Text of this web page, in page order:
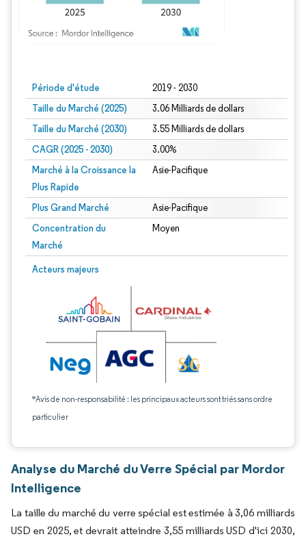
Période d'étude 2019 - 2030
Taille du Marché (2025) 3.06 Milliards de dollars
Taille du Marché (2030) 3.55 Milliards de dollars
CAGR (2025 - 2030) 3.00%
Marché à la Croissance la
Plus Rapide
Asie-Pacifique
Plus Grand Marché Asie-Pacifique
Concentration du
Marché
Moyen
Acteurs majeurs
*Avis de non-responsabilité : les principaux acteurs sont triés sans ordre
particulier
Analyse du Marché du Verre Spécial par Mordor
Intelligence
La taille du marché du verre spécial est estimée à 3,06 milliards
USD en 2025, et devrait atteindre 3,55 milliards USD d'ici 2030,